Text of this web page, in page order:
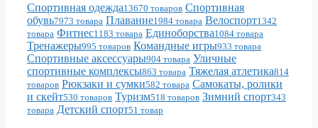
Спортивная одежда13670 товаров Спортивная
обувь7973 товара Плавание1984 товара Велоспорт1342
товара Фитнес1183 товара Единоборства1084 товара
Тренажеры995 товаров Командные игры933 товара
Спортивные аксессуары904 товара Уличные
спортивные комплексы863 товара Тяжелая атлетика814
товаров Рюкзаки и сумки582 товара Самокаты, ролики
и скейт530 товаров Туризм518 товаров Зимний спорт343
товара Детский спорт51 товар